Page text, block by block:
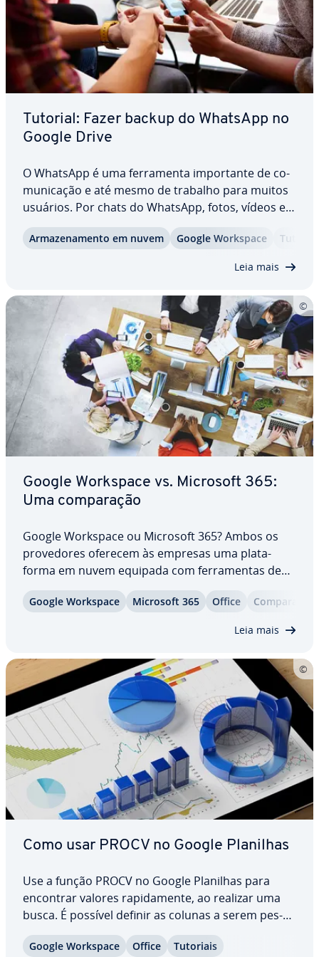
Tutorial: Fazer backup do WhatsApp no
Google Drive
O WhatsApp é uma fer­ra­menta im­por­tante de co­
mu­ni­ca­ção e até mesmo de trabalho para muitos
usuários. Por chats do WhatsApp, fotos, vídeos e
in­for­ma­ções são com­par­ti­lha­dos, por isso,
ninguém pode arriscar perder esses dados. Para
Ar­ma­ze­na­mento em nuvem Google Workspace
Leia mais
Google Workspace vs. Microsoft 365:
Uma com­pa­ra­ção
Google Workspace ou Microsoft 365? Ambos os
pro­ve­do­res oferecem às empresas uma pla­ta­
forma em nuvem equipada com fer­ra­men­tas de
tes, as empresas que desejam cen­tra­li­zar seus
Google Workspace Microsoft 365 Office Com­pa­ra­tivo
Leia mais
Como usar PROCV no Google Planilhas
Use a função PROCV no Google Planilhas para
encontrar valores ra­pi­da­mente, ao realizar uma
busca. É possível definir as colunas a serem pes­
qui­sa­das. A busca será realizada de cima para
baixo, para encontrar o valor es­pe­ci­fi­cado. PROCV
Google Workspace Office Tutoriais